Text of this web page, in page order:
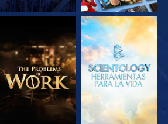
EXPLORA LAS
SERIES
EXPLORA LAS
SERIES